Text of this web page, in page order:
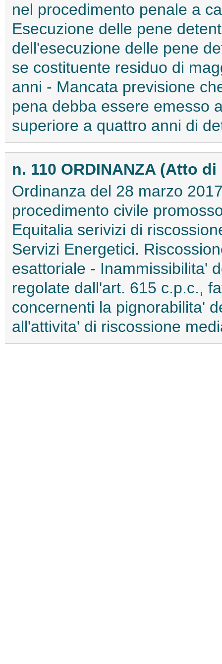
nel procedimento penale a
Esecuzione delle pene
dell'esecuzione delle pene
se costituente residuo di
anni - Mancata previsione
pena debba essere emesso
superiore a quattro anni di
n. 110 ORDINANZA (Atto
Ordinanza del 28 marzo
procedimento civile
Equitalia serivizi di
Servizi Energetici.
esattoriale - Inammissibilita'
regolate dall'art. 615 c.p.c.,
concernenti la pignorabilita'
all'attivita' di riscossione